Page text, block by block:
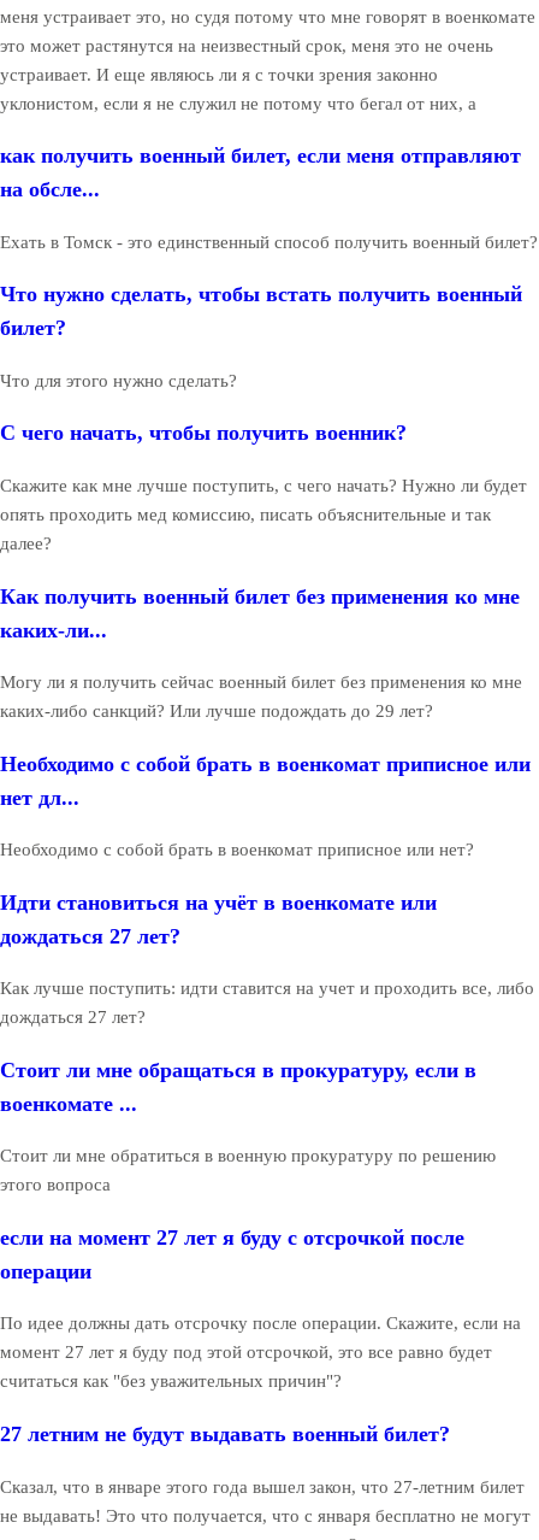
меня устраивает это, но судя потому что мне говорят в военкомате
это может растянутся на неизвестный срок, меня это не очень
устраивает. И еще являюсь ли я с точки зрения законно
уклонистом, если я не служил не потому что бегал от них, а
как получить военный билет, если меня отправляют
на обсле...
Ехать в Томск - это единственный способ получить военный билет?
Что нужно сделать, чтобы встать получить военный
билет?
Что для этого нужно сделать?
С чего начать, чтобы получить военник?
Скажите как мне лучше поступить, с чего начать? Нужно ли будет
опять проходить мед комиссию, писать объяснительные и так
далее?
Как получить военный билет без применения ко мне
каких-ли...
Могу ли я получить сейчас военный билет без применения ко мне
каких-либо санкций? Или лучше подождать до 29 лет?
Необходимо с собой брать в военкомат приписное или
нет дл...
Необходимо с собой брать в военкомат приписное или нет?
Идти становиться на учёт в военкомате или
дождаться 27 лет?
Как лучше поступить: идти ставится на учет и проходить все, либо
дождаться 27 лет?
Стоит ли мне обращаться в прокуратуру, если в
военкомате ...
Стоит ли мне обратиться в военную прокуратуру по решению
этого вопроса
если на момент 27 лет я буду с отсрочкой после
операции
По идее должны дать отсрочку после операции. Скажите, если на
момент 27 лет я буду под этой отсрочкой, это все равно будет
считаться как "без уважительных причин"?
27 летним не будут выдавать военный билет?
Сказал, что в январе этого года вышел закон, что 27-летним билет
не выдавать! Это что получается, что с января бесплатно не могут